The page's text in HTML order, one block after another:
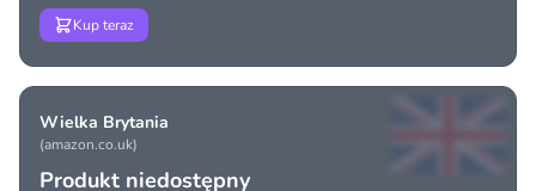
Kup teraz
Wielka Brytania
(amazon.co.uk)
Produkt niedostępny